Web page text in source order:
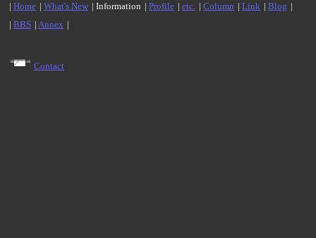
| Home | What's New | Information | Profile | etc. | Column | Link | Blog |
| BBS | Annex |
Contact